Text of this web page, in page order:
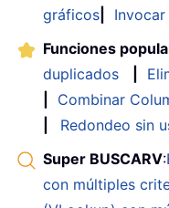
gráficos
Funciones
duplicados
Combinar
Redondeo sin
Super BUSCARV:
con múltiples